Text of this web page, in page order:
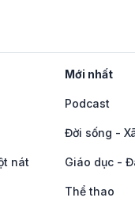
Mới nhất
Podcast
Đời sống -
nát Giáo dục -
Thể thao